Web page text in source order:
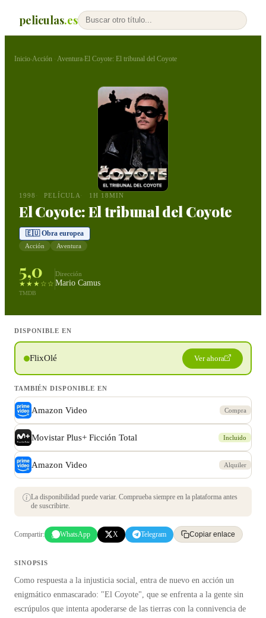
peliculas.es
Inicio›Acción · Aventura›El Coyote: El tribunal del Coyote
1998 PELÍCULA 1H 18MIN
El Coyote: El tribunal del Coyote
🇪🇺 Obra europea
Acción Aventura
5,0
★★★☆☆
TMDB
Dirección
Mario Camus
DISPONIBLE EN
FlixOlé Ver ahora
TAMBIÉN DISPONIBLE EN
Amazon Video Compra
Movistar Plus+ Ficción Total Incluido
Amazon Video Alquiler
La disponibilidad puede variar. Comprueba siempre en la plataforma antes
de suscribirte.
Compartir: WhatsApp X Telegram Copiar enlace
SINOPSIS
Como respuesta a la injusticia social, entra de nuevo en acción un
enigmático enmascarado: "El Coyote", que se enfrenta a la gente sin
escrúpulos que intenta apoderarse de las tierras con la connivencia de